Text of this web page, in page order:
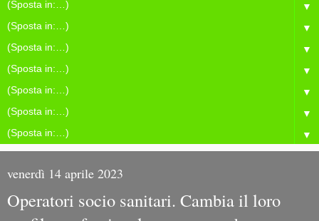
▼
▼
▼
▼
▼
▼
▼
venerdì 14 aprile 2023
Operatori socio sanitari. Cambia il loro